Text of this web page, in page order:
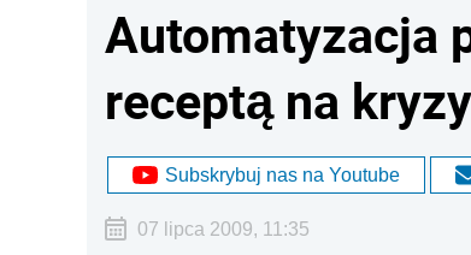
Automatyzacja
receptą na
Subskrybuj nas na Youtube
07 lipca 2009, 11:35